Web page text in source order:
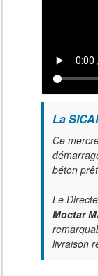
La
Ce
béton
Le
Moctar
livraison